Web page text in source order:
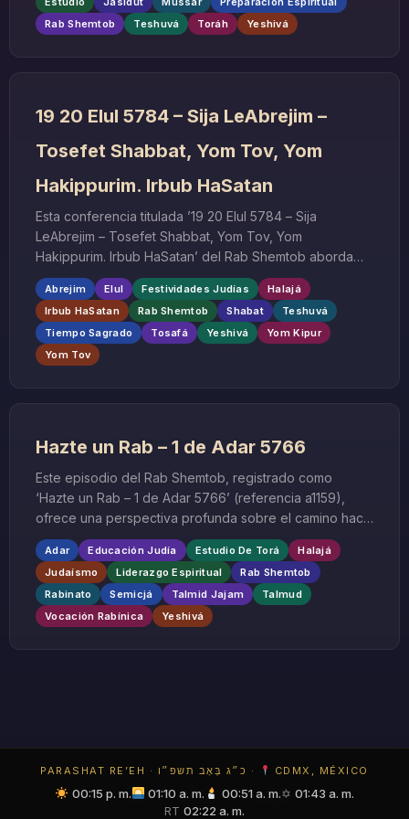
introspección y preparación espiritual previo a las Altas
Festividades.
Rab Shemtob
Teshuvá Toráh Yeshivá
19 20 Elul 5784 – Sija LeAbrejim –
Tosefet Shabbat, Yom Tov, Yom
Hakippurim. Irbub HaSatan
Esta conferencia titulada ’19 20 Elul 5784 – Sija
LeAbrejim – Tosefet Shabbat, Yom Tov, Yom
Hakippurim. Irbub HaSatan’ del Rab Shemtob aborda
conceptos fundamentales de la halajá judía
relacionados con la tosafá (adición) en las festividades
sagradas. Dirigida específicamente a abrejim
(estudiosos casados de yeshivá), esta enseñanza
profundiza en las leyes y significados espirituales de
Abrejim Elul Festividades Judías
Halajá
Irbub HaSatan
Rab Shemtob Shabat
Teshuvá
Tiempo Sagrado
Tosafá Yeshivá
Yom Kipur
Yom Tov
Hazte un Rab – 1 de Adar 5766
Este episodio del Rab Shemtob, registrado como
‘Hazte un Rab – 1 de Adar 5766’ (referencia a1159),
ofrece una perspectiva profunda sobre el camino hacia
el rabinato y la dedicación al estudio de la Torá. La
conferencia, impartida durante el mes de Adar de
5766, explora los fundamentos espirituales,
intelectuales y prácticos necesarios para aquellos que
sienten el llamado hacia la enseñanza y el liderazgo
Adar Educación Judía Estudio De Torá
Halajá
Judaísmo
Liderazgo Espiritual
Rab Shemtob
Rabinato
Semicjá Talmid Jajam
Talmud
Vocación Rabínica
Yeshivá
En donde la Torah esta a tu alcance
Todos los derechos reservados
PARASHAT RE’EH · כ״ג בְּאָב תשפ״ו · CDMX, MÉXICO
00:15 p. m. 01:10 a. m. 00:51 a. m.✡01:43 a. m.
RT 02:22 a. m.